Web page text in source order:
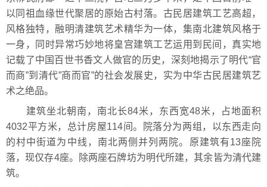
以同祖血缘世代聚居的原始古村落。古民居建筑工艺高超，
风格独特，融明清建筑艺术精华为一体，集南北建筑风格于
一身，同时异常巧妙地将皇宫建筑工艺运用到民间，真实地
记载了中国百世书香文人做官的历史，深刻地揭示了明代“官
而商”到清代”商而官”的社会发展史，实为中华古民居建筑艺
术之绝品。
建筑坐北朝南，南北长84米，东西宽48米，占地面积
4032平方米，总计房屋114间。院落分为两组，以东西走向
的村中街道为中线，南北两侧并列两院。原建筑有13座院
落，现仅存4座。除两座石牌坊为明代所建，其余皆为清代建
筑。